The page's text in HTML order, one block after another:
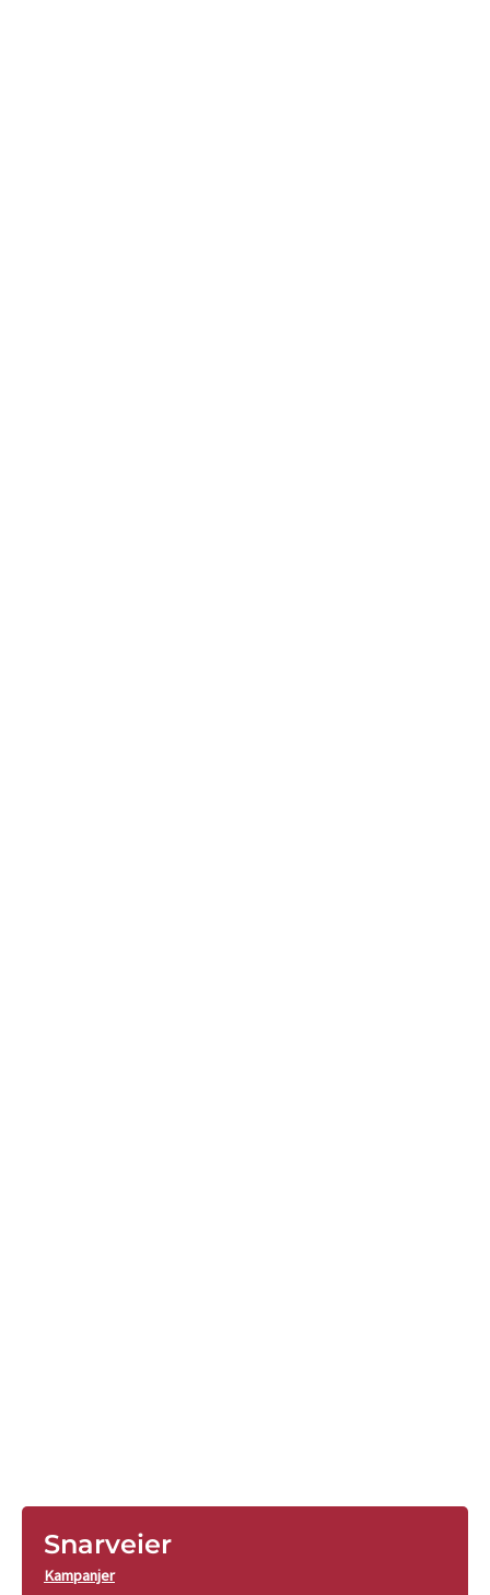
Snarveier
Kampanjer